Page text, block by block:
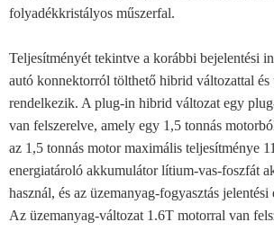
folyadékkristályos műszerfal.
Teljesítményét tekintve a korábbi bejelentési
autó konnektorról tölthető hibrid változattal és
rendelkezik. A plug-in hibrid változat egy
van felszerelve, amely egy 1,5 tonnás
az 1,5 tonnás motor maximális teljesítménye
energiatároló akkumulátor lítium-vas-foszfát
használ, és az üzemanyag-fogyasztás
Az üzemanyag-változat 1.6T motorral van